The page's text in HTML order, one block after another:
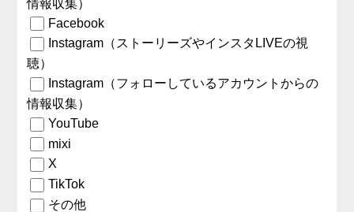
情報収集）
Facebook
Instagram（ストーリーズやインスタLIVEの視
聴）
Instagram（フォローしているアカウントからの
情報収集）
YouTube
mixi
X
TikTok
その他